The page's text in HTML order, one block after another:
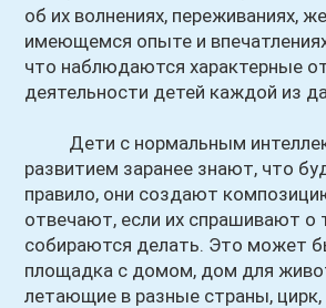
об их волнениях, переживаниях,
имеющемся опыте и
что наблюдаются характерные
деятельности детей каждой из
Дети с нормальным
развитием заранее знают, что
правило, они создают
отвечают, если их спрашивают о
собираются делать. Это может
площадка с домом, дом для
летающие в разные страны,